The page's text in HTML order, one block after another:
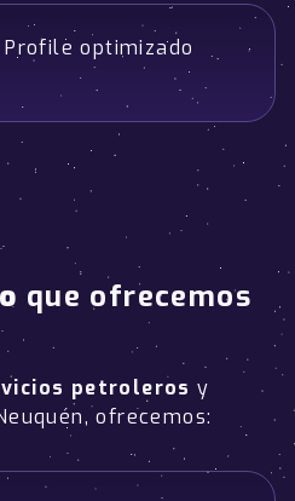
optimizado
que ofrecemos
petroleros y
ofrecemos: